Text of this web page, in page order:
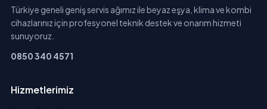
Türkiye geneli geniş servis ağımız ile beyaz eşya, klima ve kombi
cihazlarınız için profesyonel teknik destek ve onarım hizmeti
sunuyoruz.
0850 340 4571
Hizmetlerimiz